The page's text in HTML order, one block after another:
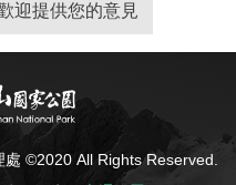
迎提供您的意見
©2020 All Rights Reserved.